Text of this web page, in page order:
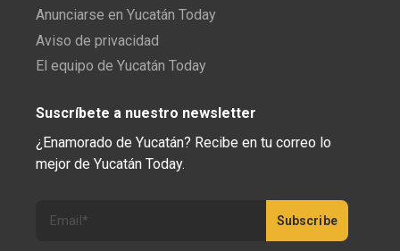
Anunciarse en Yucatán Today
Aviso de privacidad
El equipo de Yucatán Today
Suscríbete a nuestro newsletter
¿Enamorado de Yucatán? Recibe en tu correo lo
mejor de Yucatán Today.